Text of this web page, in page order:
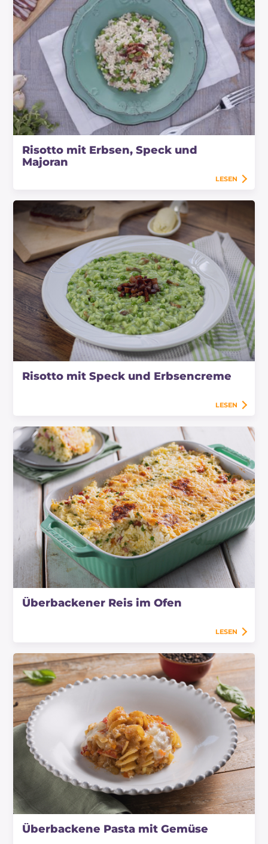
Risotto mit Erbsen, Speck und
Majoran
LESEN
Risotto mit Speck und Erbsencreme
LESEN
Überbackener Reis im Ofen
LESEN
Überbackene Pasta mit Gemüse